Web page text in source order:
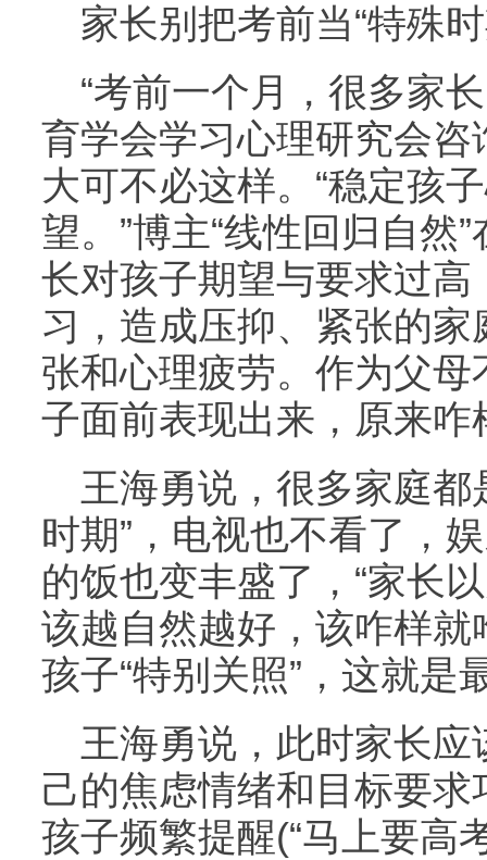
家长别把考前当“特殊
“考前一个月，很多家
育学会学习心理研究会
大可不必这样。“稳定孩
望。”博主“线性回归自然
长对孩子期望与要求过
习，造成压抑、紧张的
张和心理疲劳。作为父
子面前表现出来，原来咋
王海勇说，很多家庭都
时期”，电视也不看了，
的饭也变丰盛了，“家长
该越自然越好，该咋样就
孩子“特别关照”，这就是
王海勇说，此时家长
己的焦虑情绪和目标要
孩子频繁提醒(“马上要高